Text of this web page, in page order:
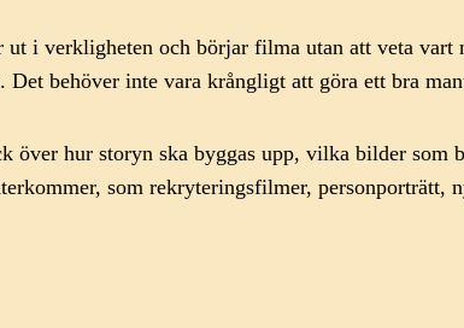
i verkligheten och börjar filma utan att veta
behöver inte vara krångligt att göra ett bra
över hur storyn ska byggas upp, vilka bilder som
som rekryteringsfilmer, personporträtt,